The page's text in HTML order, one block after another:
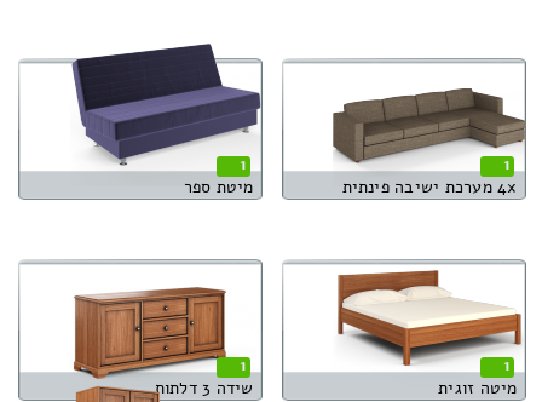
1
4x מערכת ישיבה פינתית
1
מיטת ספר
1
מיטה זוגית
1
שידה 3 דלתות